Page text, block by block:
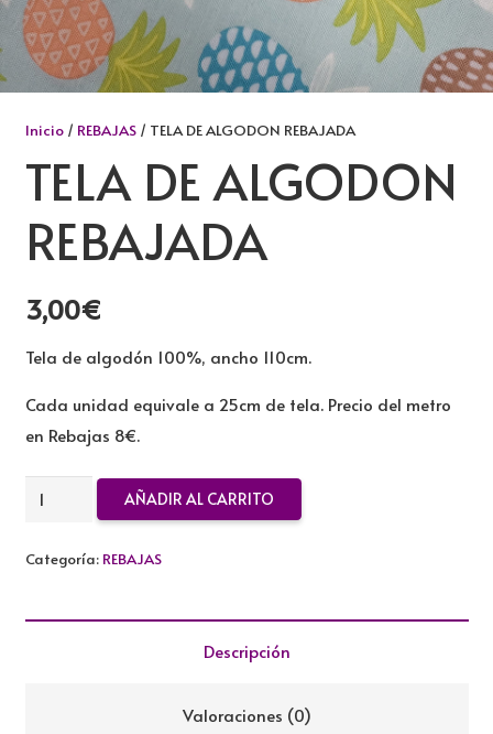
Inicio/ REBAJAS/ TELA DE ALGODON REBAJADA
TELA DE ALGODON
REBAJADA
3,00€
Tela de algodón 100%, ancho 110cm.
Cada unidad equivale a 25cm de tela. Precio del metro
en Rebajas 8€.
TELA
ALGODON
AÑADIR AL CARRITO
Categoría: REBAJAS
Descripción
Valoraciones (0)